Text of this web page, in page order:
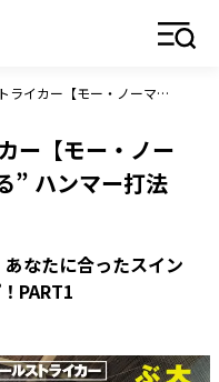
世界一のボールストライカー【モー・ノーマンに学ぶ】 “芯に当たる” ハンマー打法（1/2）
ー【モー・ノー
” ハンマー打法
なたに合ったスイン
PART1